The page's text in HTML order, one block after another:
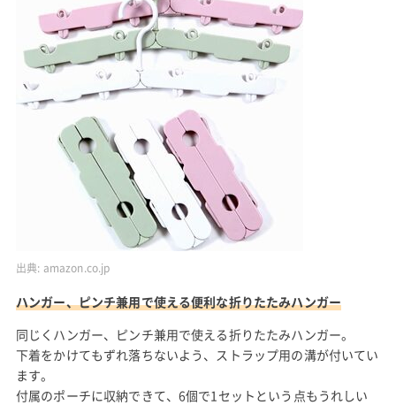
出典: amazon.co.jp
ハンガー、ピンチ兼用で使える便利な折りたたみハンガー
同じくハンガー、ピンチ兼用で使える折りたたみハンガー。
下着をかけてもずれ落ちないよう、ストラップ用の溝が付いてい
ます。
付属のポーチに収納できて、6個で1セットという点もうれしい